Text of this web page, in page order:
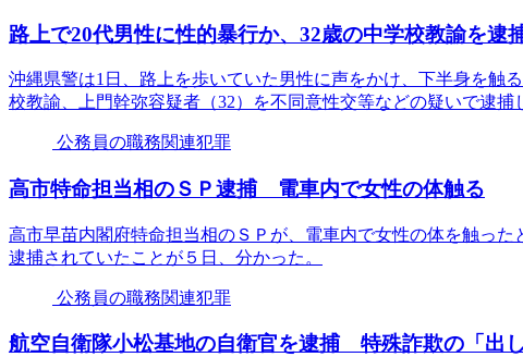
路上で20代男性に性的暴行か、32歳の中学校教諭を
沖縄県警は1日、路上を歩いていた男性に声をかけ、下半身を触
校教諭、上門幹弥容疑者（32）を不同意性交等などの疑いで逮捕
公務員の職務関連犯罪
高市特命担当相のＳＰ逮捕 電車内で女性の体触る
高市早苗内閣府特命担当相のＳＰが、電車内で女性の体を触っ
逮捕されていたことが５日、分かった。
公務員の職務関連犯罪
航空自衛隊小松基地の自衛官を逮捕 特殊詐欺の「出